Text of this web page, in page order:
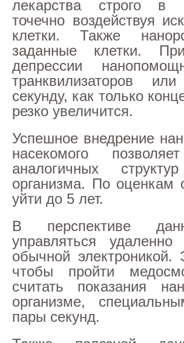
лекарства строго в
точечно воздействуя
клетки. Также
заданные клетки.
депрессии
транквилизаторов
секунду, как только
резко увеличится.
Успешное внедрение
насекомого
аналогичных
организма. По оценкам
уйти до 5 лет.
В перспективе
управляться
обычной электроникой.
чтобы пройти
считать показания
организме,
пары секунд.